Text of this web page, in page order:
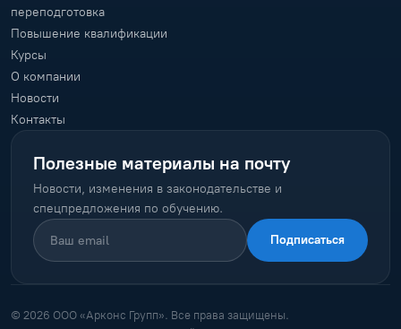
переподготовка
Повышение квалификации
Курсы
О компании
Новости
Контакты
Полезные материалы на почту
Новости, изменения в законодательстве и
спецпредложения по обучению.
Подписаться
© 2026 ООО «Арконс Групп». Все права защищены.